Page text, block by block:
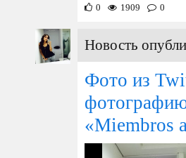
0 1909 0
Новость
Фото из
«Miembros